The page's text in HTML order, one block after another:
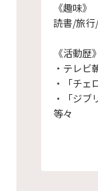
《趣味》
読書/旅行
《活動歴》
・テレビ
・「チェ
・「ジブ
等々